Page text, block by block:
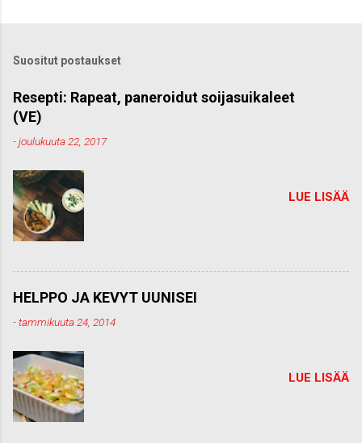
Suositut postaukset
Resepti: Rapeat, paneroidut soijasuikaleet
(VE)
-joulukuuta 22, 2017
LUE LISÄÄ
HELPPO JA KEVYT UUNISEI
-tammikuuta 24, 2014
LUE LISÄÄ